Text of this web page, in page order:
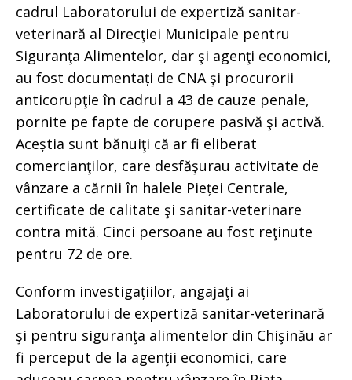
cadrul Laboratorului de expertiză sanitar-
veterinară al Direcţiei Municipale pentru
Siguranţa Alimentelor, dar şi agenţi economici,
au fost documentați de CNA şi procurorii
anticorupţie în cadrul a 43 de cauze penale,
pornite pe fapte de corupere pasivă şi activă.
Aceștia sunt bănuiţi că ar fi eliberat
comercianţilor, care desfăşurau activitate de
vânzare a cărnii în halele Pieței Centrale,
certificate de calitate şi sanitar-veterinare
contra mită. Cinci persoane au fost reţinute
pentru 72 de ore.
Conform investigațiilor, angajaţi ai
Laboratorului de expertiză sanitar-veterinară
şi pentru siguranţa alimentelor din Chişinău ar
fi perceput de la agenţii economici, care